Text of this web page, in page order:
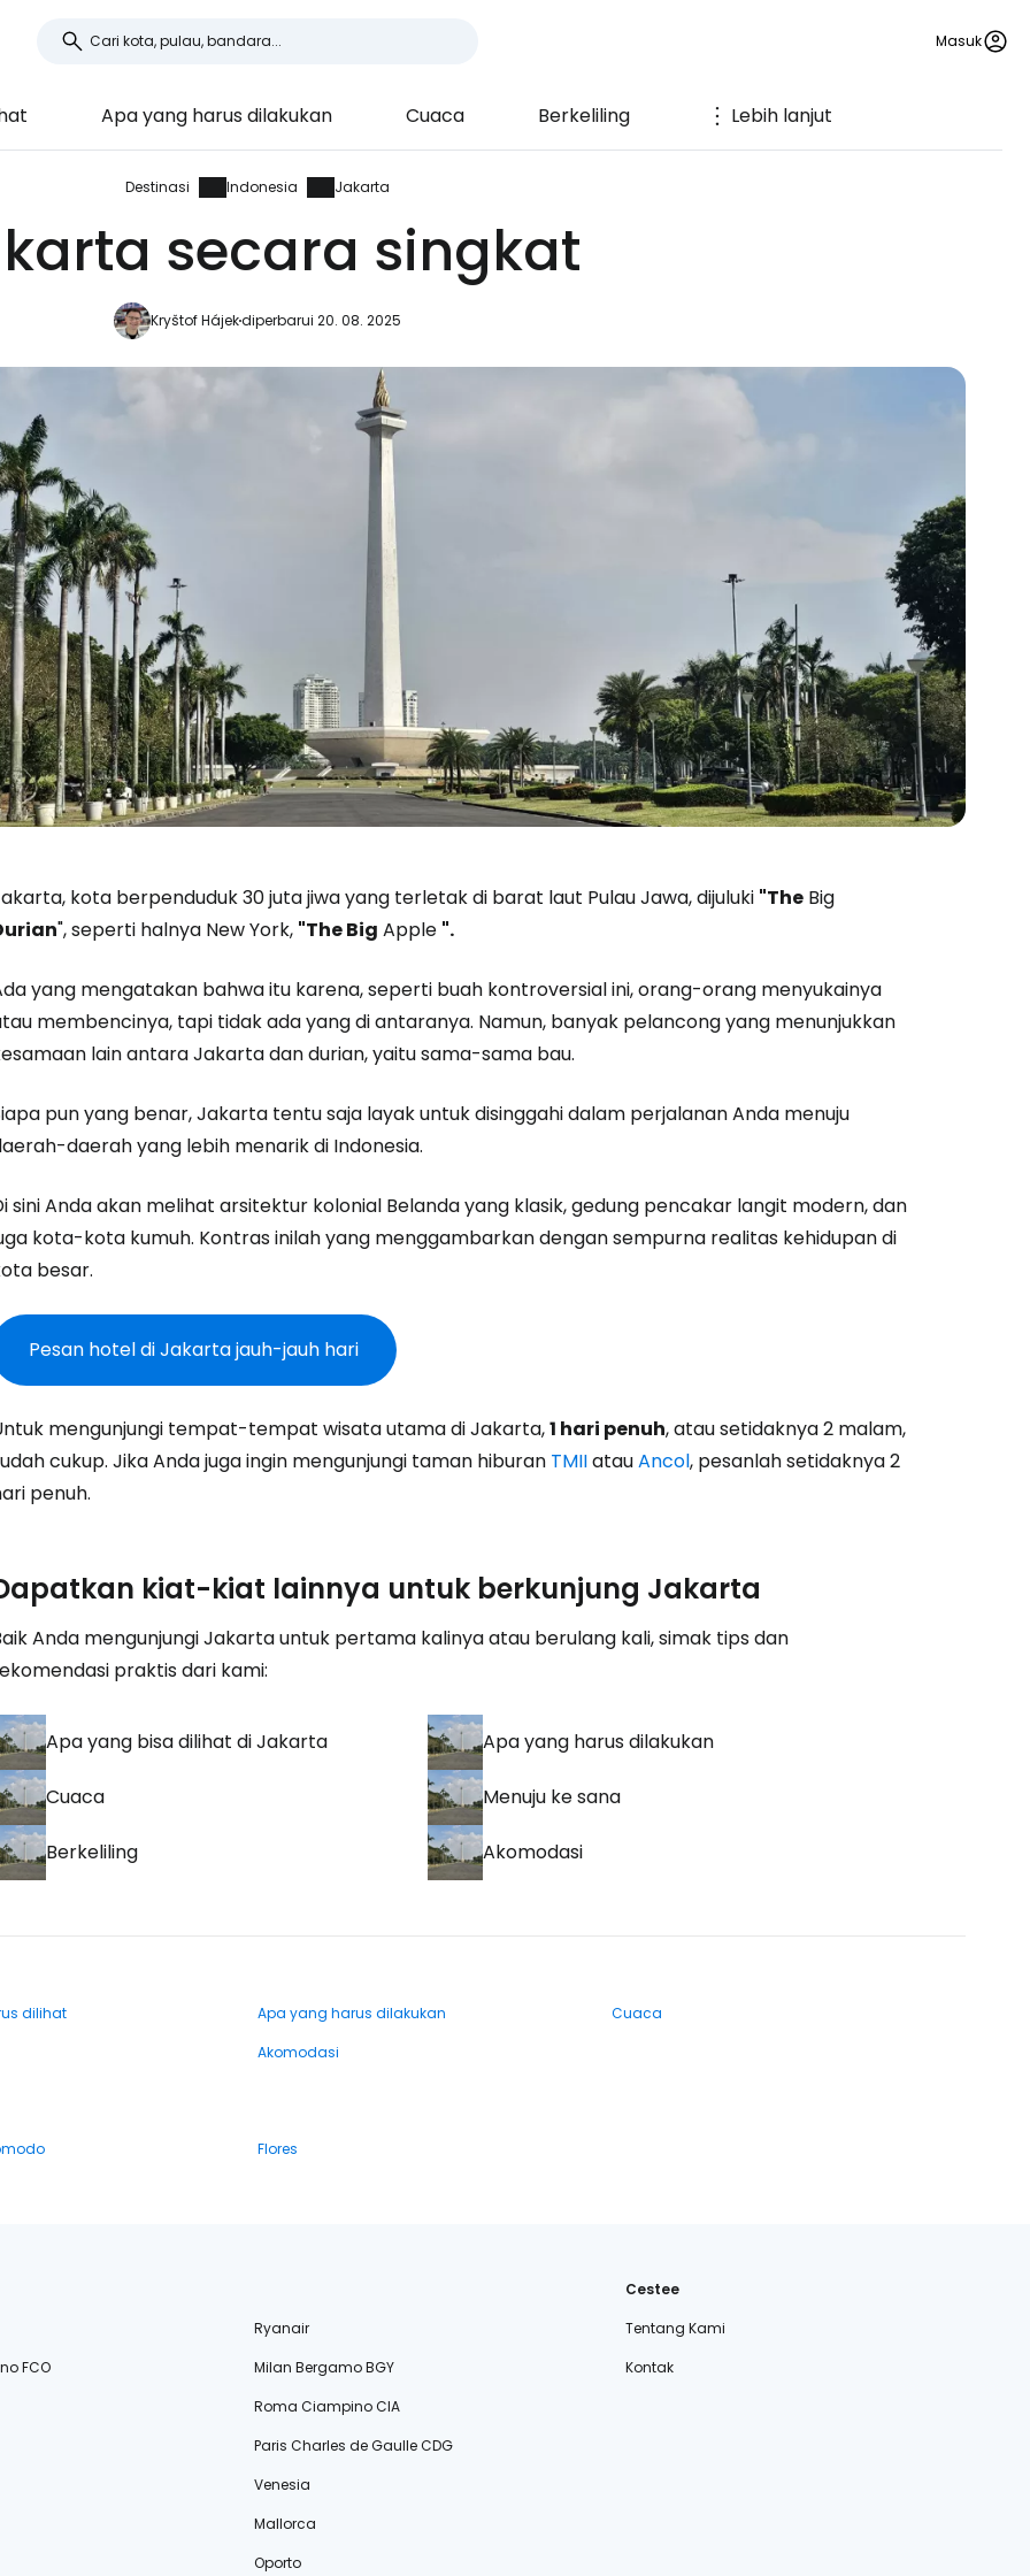
Masuk
Apa yang harus dilakukan Cuaca Berkeliling Lebih lanjut
Destinasi Indonesia Jakarta
secara singkat
Kryštof Hájekdiperbarui 20. 08. 2025
kota berpenduduk 30 juta jiwa yang terletak di barat laut Pulau Jawa, dijuluki "The Big
", seperti halnya New York, "The Big Apple ".
yang mengatakan bahwa itu karena, seperti buah kontroversial ini, orang-orang menyukainya
membencinya, tapi tidak ada yang di antaranya. Namun, banyak pelancong yang menunjukkan
lain antara Jakarta dan durian, yaitu sama-sama bau.
pun yang benar, Jakarta tentu saja layak untuk disinggahi dalam perjalanan Anda menuju
daerah yang lebih menarik di Indonesia.
sini Anda akan melihat arsitektur kolonial Belanda yang klasik, gedung pencakar langit modern, dan
kota-kota kumuh. Kontras inilah yang menggambarkan dengan sempurna realitas kehidupan di
besar.
Pesan hotel di Jakarta jauh-jauh hari
mengunjungi tempat-tempat wisata utama di Jakarta,1 hari penuh, atau setidaknya 2 malam,
cukup. Jika Anda juga ingin mengunjungi taman hiburan TMIIatauAncol, pesanlah setidaknya 2
penuh.
kiat-kiat lainnya untuk berkunjung Jakarta
Anda mengunjungi Jakarta untuk pertama kalinya atau berulang kali, simak tips dan
praktis dari kami:
Apa yang bisa dilihat di Jakarta Apa yang harus dilakukan
Cuaca Menuju ke sana
Berkeliling Akomodasi
dilihat Apa yang harus dilakukan
Cuaca
Akomodasi
Flores
Ryanair
FCO
Milan Bergamo BGY
Roma Ciampino CIA
Paris Charles de Gaulle CDG
Venesia
Mallorca
Oporto
Cestee
Tentang Kami
Kontak
Masuk ke Cestee
... komunitas perjalanan di seluruh dunia